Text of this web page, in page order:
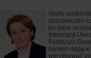
Warto
ubezpieczeń
po dane
Informacji
Funduszu
samym
weryfikować